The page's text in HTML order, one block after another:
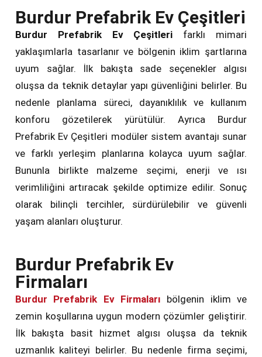
Burdur Prefabrik Ev Çeşitleri
Burdur Prefabrik Ev Çeşitleri farklı mimari
yaklaşımlarla tasarlanır ve bölgenin iklim şartlarına
uyum sağlar. İlk bakışta sade seçenekler algısı
oluşsa da teknik detaylar yapı güvenliğini belirler. Bu
nedenle planlama süreci, dayanıklılık ve kullanım
konforu gözetilerek yürütülür. Ayrıca Burdur
Prefabrik Ev Çeşitleri modüler sistem avantajı sunar
ve farklı yerleşim planlarına kolayca uyum sağlar.
Bununla birlikte malzeme seçimi, enerji ve ısı
verimliliğini artıracak şekilde optimize edilir. Sonuç
olarak bilinçli tercihler, sürdürülebilir ve güvenli
yaşam alanları oluşturur.
Burdur Prefabrik Ev
Firmaları
Burdur Prefabrik Ev Firmaları bölgenin iklim ve
zemin koşullarına uygun modern çözümler geliştirir.
İlk bakışta basit hizmet algısı oluşsa da teknik
uzmanlık kaliteyi belirler. Bu nedenle firma seçimi,